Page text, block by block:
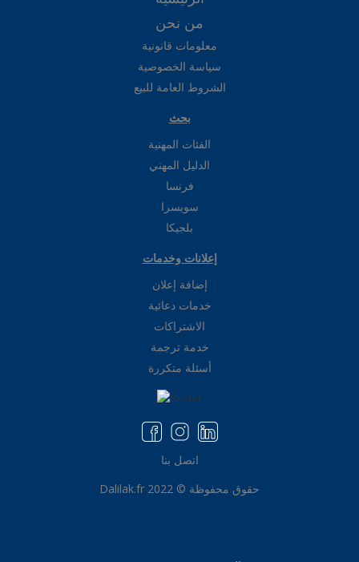
من نحن
معلومات قانونية
سياسة الخصوصية
الشروط العامة للبيع
بحث
الفئات المهنية
الدليل المهني
فرنسا
سويسرا
بلجيكا
إعلانات وخدمات
إضافة إعلان
خدمات دعائية
الاشتراكات
خدمة ترجمة
أسئلة متكررة
اتصل بنا
حقوق محفوظة © Dalilak.fr 2022